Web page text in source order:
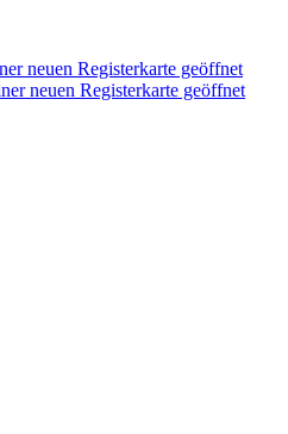
neuen Registerkarte geöffnet
neuen Registerkarte geöffnet